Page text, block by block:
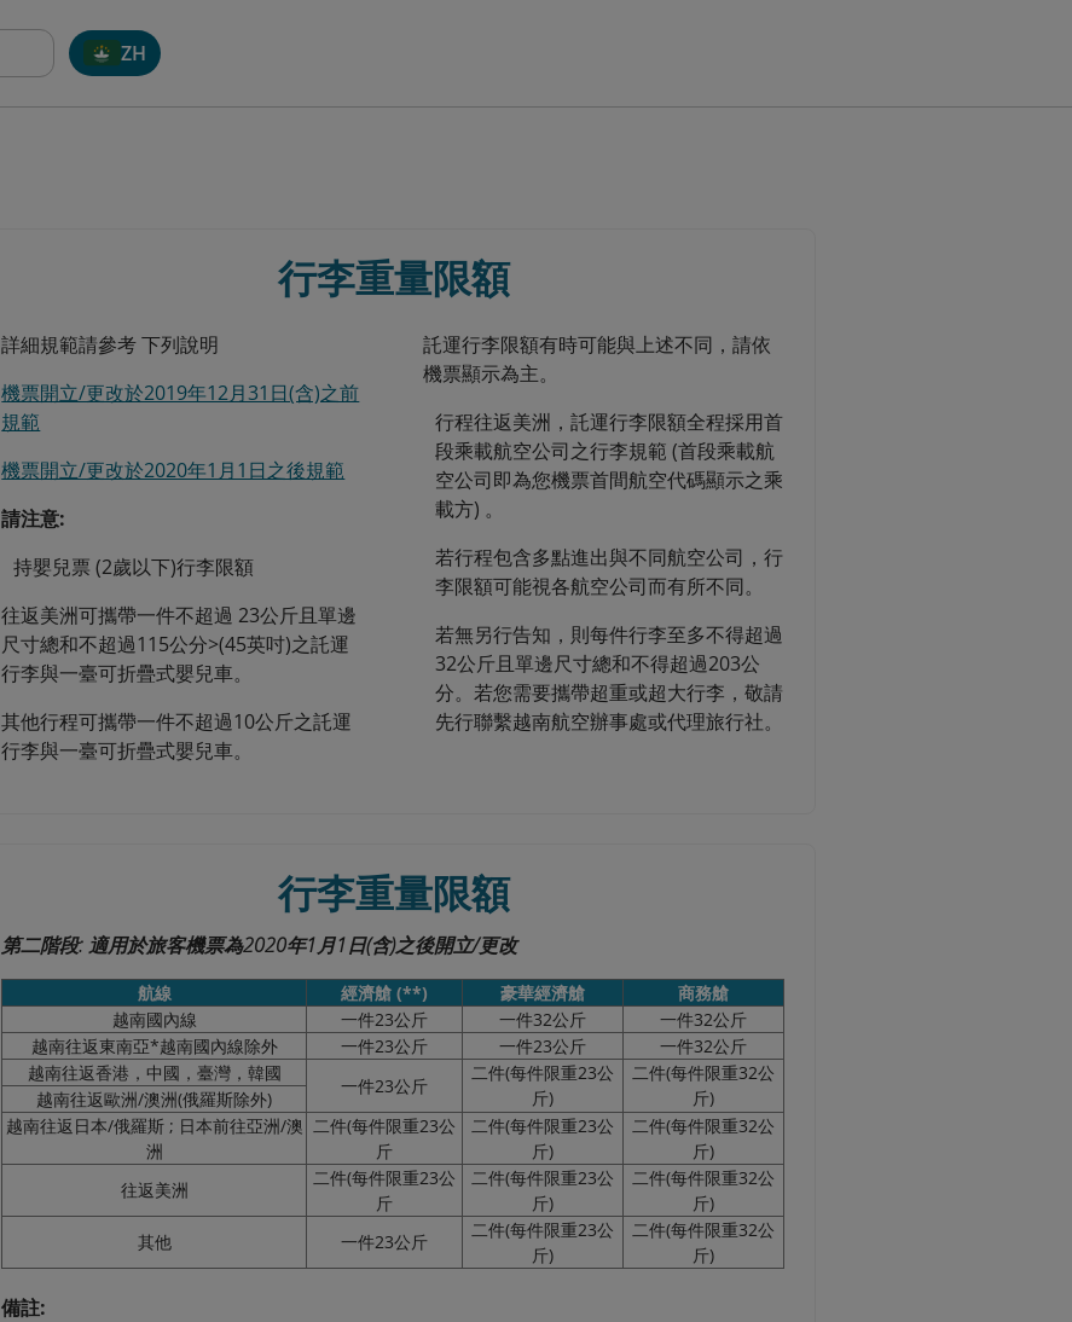
ZH
行李重量限額
詳細規範請參考 下列說明
機票開立/更改於2019年12月31日(含)之前
規範
機票開立/更改於2020年1月1日之後規範
請注意:
持嬰兒票 (2歲以下)行李限額
往返美洲可攜帶一件不超過 23公斤且單邊
尺寸總和不超過115公分>(45英吋)之託運
行李與一臺可折疊式嬰兒車。
其他行程可攜帶一件不超過10公斤之託運
行李與一臺可折疊式嬰兒車。
託運行李限額有時可能與上述不同，請依
機票顯示為主。
行程往返美洲，託運行李限額全程採用首
段乘載航空公司之行李規範 (首段乘載航
空公司即為您機票首間航空代碼顯示之乘
載方) 。
若行程包含多點進出與不同航空公司，行
李限額可能視各航空公司而有所不同。
若無另行告知，則每件行李至多不得超過
32公斤且單邊尺寸總和不得超過203公
分。若您需要攜帶超重或超大行李，敬請
先行聯繫越南航空辦事處或代理旅行社。
行李重量限額
第二階段: 適用於旅客機票為2020年1月1日(含)之後開立/更改
航線 經濟艙 (**) 豪華經濟艙
商務艙
越南國內線
一件23公斤 一件32公斤
一件32公斤
越南往返東南亞*越南國內線除外
一件23公斤 一件23公斤
一件32公斤
越南往返香港，中國，臺灣，韓國
一件23公斤
二件(每件限重23公
斤)
二件(每件限重32公
斤)
越南往返歐洲/澳洲(俄羅斯除外)
越南往返日本/俄羅斯 ; 日本前往亞洲/澳
洲
二件(每件限重23公
斤
二件(每件限重23公
斤)
二件(每件限重32公
斤)
往返美洲
二件(每件限重23公
斤
二件(每件限重23公
斤)
二件(每件限重32公
斤)
其他
一件23公斤
二件(每件限重23公
斤)
二件(每件限重32公
斤)
備註: